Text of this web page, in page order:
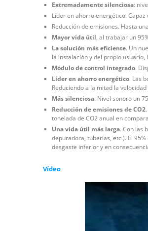
Extremadamente silenciosa:
Líder en ahorro energético. Capaz
Reducción de emisiones. Hasta
Mayor vida útil, al trabajar un
La solución más eficiente. Un
la instalación y del propio
Módulo de control integrado.
Líder en ahorro energético. Las
Reduciendo a la mitad la
Más silenciosa. Nivel sonoro un
Reducción de emisiones de CO2
tonelada de CO2 anual en
Una vida útil más larga. Con las
depuradora, tuberías, etc.). El
desgaste inferior y en
Vídeo